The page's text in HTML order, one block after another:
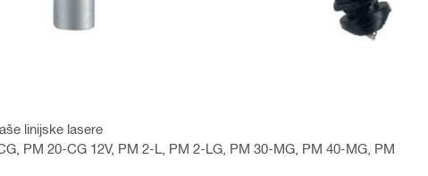
linijske lasere
PM 20-CG 12V, PM 2-L, PM 2-LG, PM 30-MG, PM 40-MG, PM